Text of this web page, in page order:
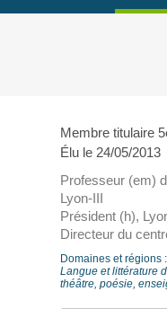
Membre titulaire
Élu le 24/05/2013
Professeur (em)
Lyon-III
Président (h),
Directeur du
Domaines et régions :
Langue et littérature
théâtre, poésie,